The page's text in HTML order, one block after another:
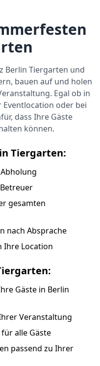
Berlin Tiergarten und
bauen auf und holen
Egal ob in
Eventlocation oder bei
dass Ihre Gäste
können.
Tiergarten:
gesamten
nach Absprache
Ihre Location
Gäste in Berlin
Veranstaltung
alle Gäste
passend zu Ihrer